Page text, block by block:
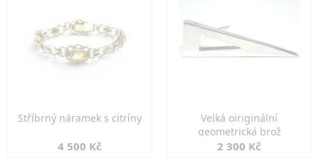
Stříbrný náramek s citríny
4 500 Kč
Velká oiriginální
geometrická brož
2 300 Kč